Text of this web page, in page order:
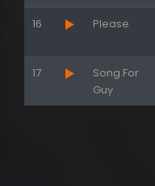
16 Please
17
Song For
Guy